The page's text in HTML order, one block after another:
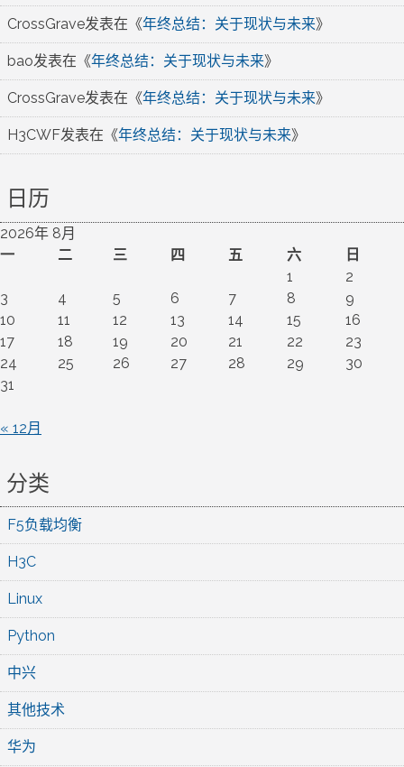
CrossGrave发表在《年终总结：关于现状与未来》
bao发表在《年终总结：关于现状与未来》
CrossGrave发表在《年终总结：关于现状与未来》
H3CWF发表在《年终总结：关于现状与未来》
日历
2026年 8月
一
二 三 四 五 六
日
1
2
3
4 5 6 7 8
9
10
11 12 13 14 15
16
17
18 19 20 21 22
23
24
25 26 27 28 29
30
31
« 12月
分类
F5负载均衡
H3C
Linux
Python
中兴
其他技术
华为